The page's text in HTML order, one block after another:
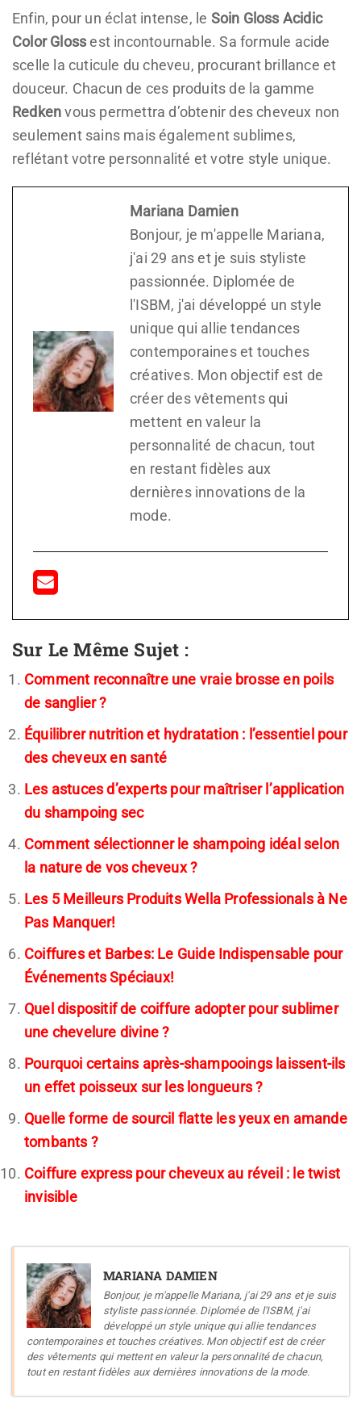
Enfin, pour un éclat intense, le Soin Gloss Acidic
Color Glossest incontournable. Sa formule acide
scelle la cuticule du cheveu, procurant brillance et
douceur. Chacun de ces produits de la gamme
Redkenvous permettra d’obtenir des cheveux non
seulement sains mais également sublimes,
reflétant votre personnalité et votre style unique.
Mariana Damien
Bonjour, je m'appelle Mariana,
j'ai 29 ans et je suis styliste
passionnée. Diplomée de
l'ISBM, j'ai développé un style
unique qui allie tendances
contemporaines et touches
créatives. Mon objectif est de
créer des vêtements qui
mettent en valeur la
personnalité de chacun, tout
en restant fidèles aux
dernières innovations de la
mode.
Sur Le Même Sujet :
Comment reconnaître une vraie brosse en poils
de sanglier ?
Équilibrer nutrition et hydratation : l’essentiel pour
des cheveux en santé
Les astuces d’experts pour maîtriser l’application
du shampoing sec
Comment sélectionner le shampoing idéal selon
la nature de vos cheveux ?
Les 5 Meilleurs Produits Wella Professionals à Ne
Pas Manquer!
Coiffures et Barbes: Le Guide Indispensable pour
Événements Spéciaux!
Quel dispositif de coiffure adopter pour sublimer
une chevelure divine ?
Pourquoi certains après-shampooings laissent-ils
un effet poisseux sur les longueurs ?
Quelle forme de sourcil flatte les yeux en amande
tombants ?
Coiffure express pour cheveux au réveil : le twist
invisible
MARIANA DAMIEN
Bonjour, je m'appelle Mariana, j'ai 29 ans et je suis
styliste passionnée. Diplomée de l'ISBM, j'ai
développé un style unique qui allie tendances
contemporaines et touches créatives. Mon objectif est de créer
des vêtements qui mettent en valeur la personnalité de chacun,
tout en restant fidèles aux dernières innovations de la mode.